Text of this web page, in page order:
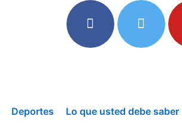
Deportes Lo que usted debe saber